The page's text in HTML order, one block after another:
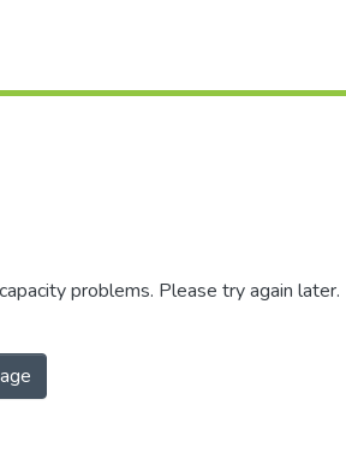
problems. Please try again later.